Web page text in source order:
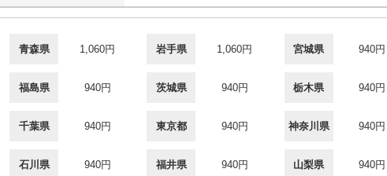
青森県 1,060円 岩手県 1,060円 宮城県 940円
福島県 940円 茨城県 940円 栃木県 940円
千葉県 940円 東京都 940円 神奈川県 940円
石川県 940円 福井県 940円 山梨県 940円